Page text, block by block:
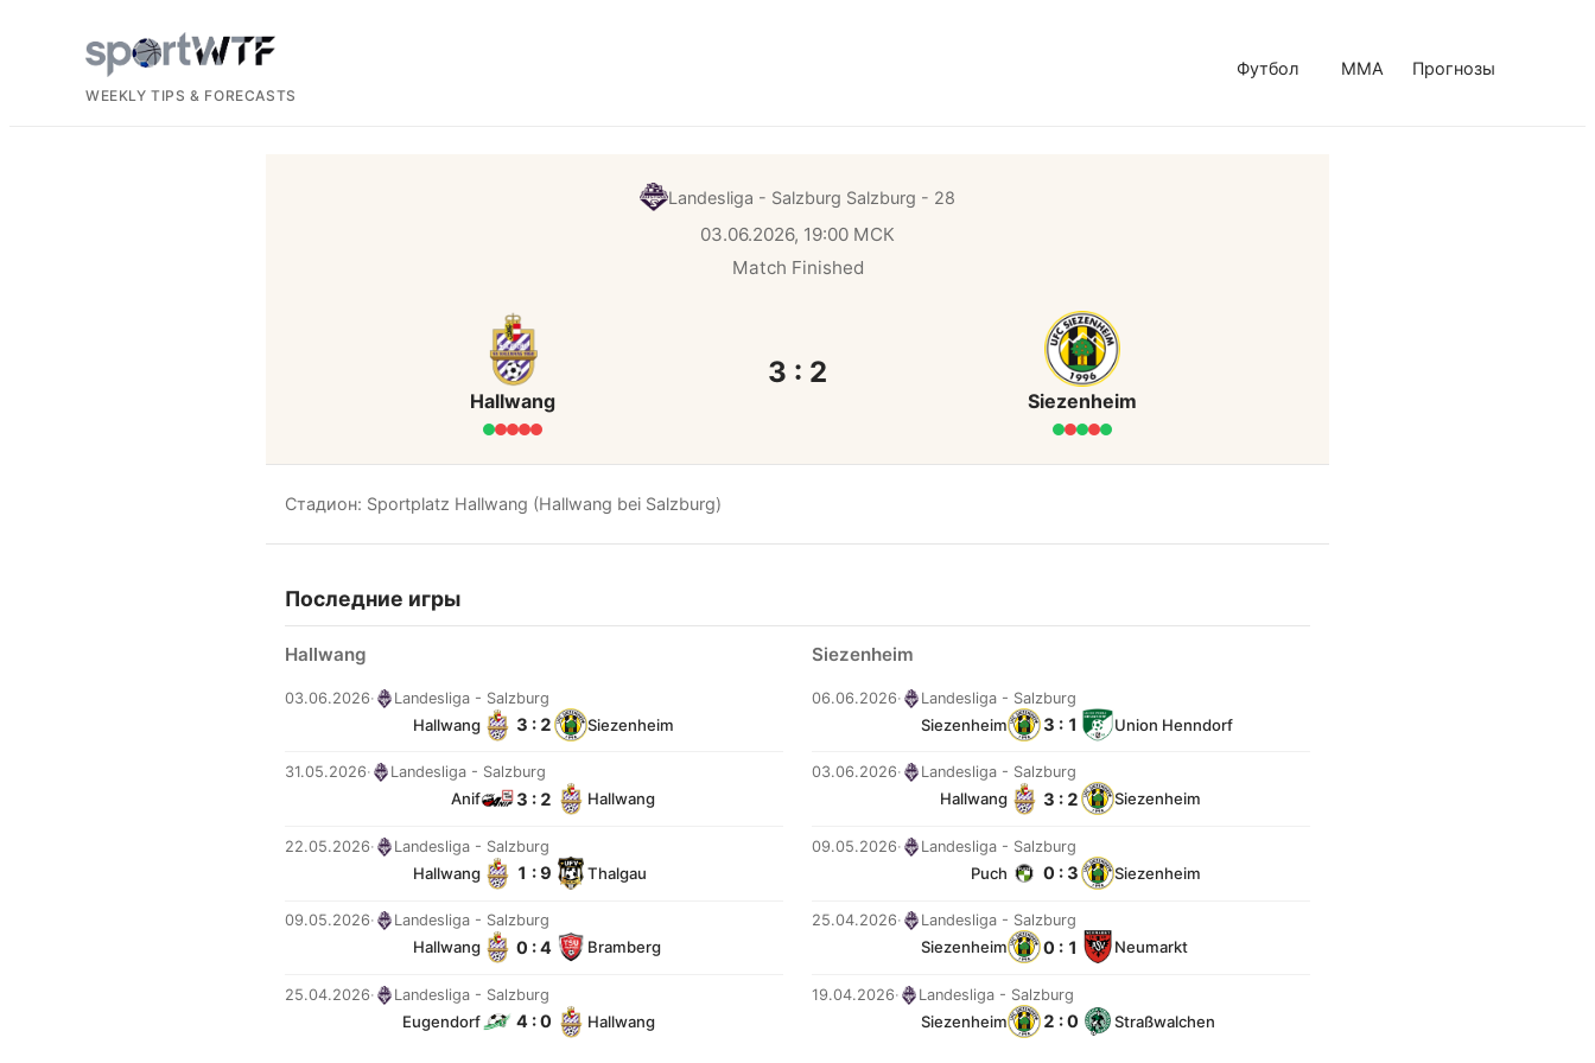
WEEKLY TIPS & FORECASTS
Футбол MMA Прогнозы
Landesliga - Salzburg Salzburg - 28
03.06.2026, 19:00 МСК
Match Finished
Hallwang
3 : 2
Siezenheim
Стадион: Sportplatz Hallwang (Hallwang bei Salzburg)
Последние игры
Hallwang
03.06.2026· Landesliga - Salzburg
Hallwang 3 : 2 Siezenheim
31.05.2026· Landesliga - Salzburg
Anif 3 : 2 Hallwang
22.05.2026· Landesliga - Salzburg
Hallwang 1 : 9 Thalgau
09.05.2026· Landesliga - Salzburg
Hallwang 0 : 4 Bramberg
25.04.2026· Landesliga - Salzburg
Eugendorf 4 : 0 Hallwang
Siezenheim
06.06.2026· Landesliga - Salzburg
Siezenheim 3 : 1 Union Henndorf
03.06.2026· Landesliga - Salzburg
Hallwang 3 : 2 Siezenheim
09.05.2026· Landesliga - Salzburg
Puch 0 : 3 Siezenheim
25.04.2026· Landesliga - Salzburg
Siezenheim 0 : 1 Neumarkt
19.04.2026· Landesliga - Salzburg
Siezenheim 2 : 0 Straßwalchen